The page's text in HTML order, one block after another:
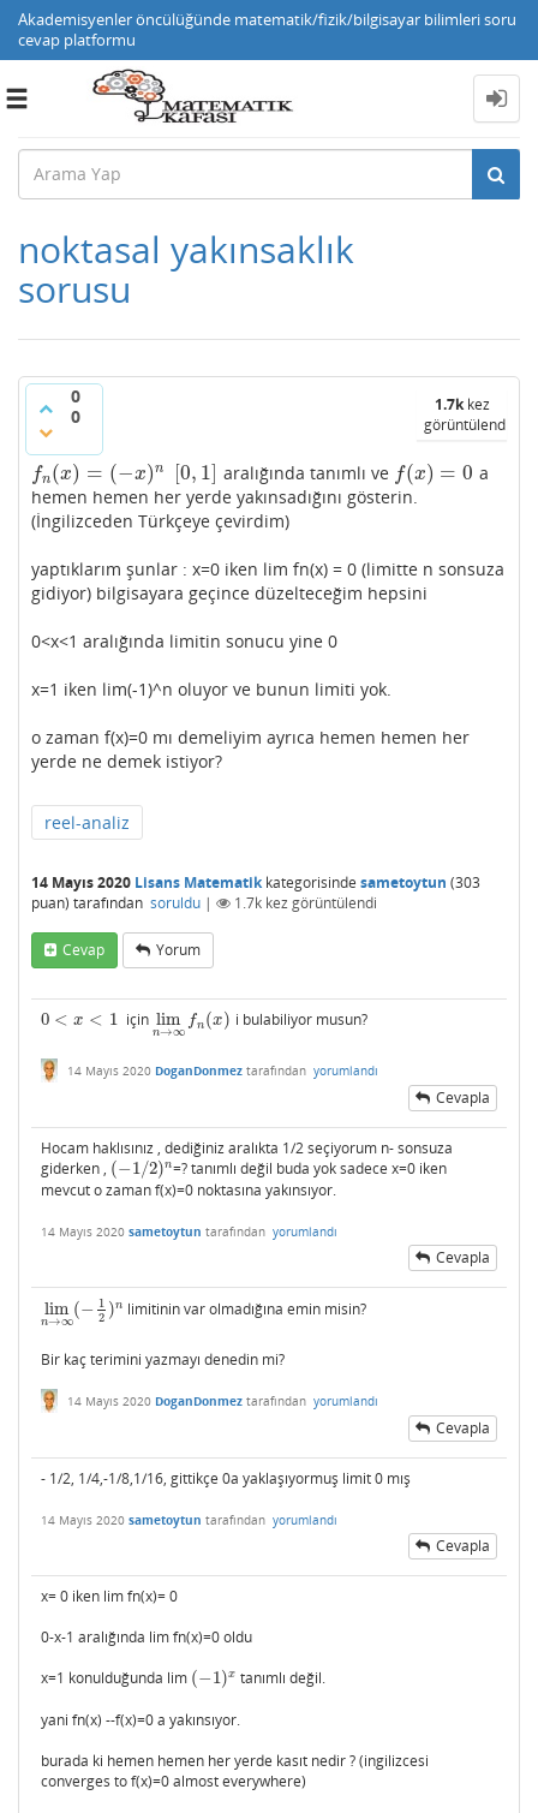
Akademisyenler öncülüğünde matematik/fizik/bilgisayar bilimleri soru
cevap platformu
Toggle
noktasal yakınsaklık
sorusu
0
0
1.7kkez
görüntülendi
fn (x) = (−x)n
fn(x)=( −x) n [0, 1]
[0,1] aralığında tanımlı ve f(x) = 0
f(x)=0
a
hemen hemen her yerde yakınsadığını gösterin.
(İngilizceden Türkçeye çevirdim)
yaptıklarım şunlar : x=0 iken lim fn(x) = 0 (limitte n sonsuza
gidiyor) bilgisayara geçince düzelteceğim hepsini
0<x<1 aralığında limitin sonucu yine 0
x=1 iken lim(-1)^n oluyor ve bunun limiti yok.
o zaman f(x)=0 mı demeliyim ayrıca hemen hemen her
yerde ne demek istiyor?
reel-analiz
14 Mayıs 2020 Lisans Matematikkategorisinde sametoytun (303
puan) tarafından soruldu | 1.7k kez görüntülendi
Cevap Yorum
0 < x < 1
0 <x< 1 için lim
n→∞
fn (x)
limn→∞fn(x i bulabiliyor musun?
14 Mayıs 2020 DoganDonmez tarafından yorumlandı
Cevapla
Hocam haklısınız , dediğiniz aralıkta 1/2 seçiyorum n- sonsuza
giderken , (−1/2)n
(−1/2)n
=? tanımlı değil buda yok sadece x=0 iken
mevcut o zaman f(x)=0 noktasına yakınsıyor.
14 Mayıs 2020 sametoytun tarafından yorumlandı
Cevapla
lim
n→∞
(− 1
2 )n
limn →∞(−12 n
limitinin var olmadığına emin misin?
Bir kaç terimini yazmayı denedin mi?
14 Mayıs 2020 DoganDonmez tarafından yorumlandı
Cevapla
- 1/2, 1/4,-1/8,1/16, gittikçe 0a yaklaşıyormuş limit 0 mış
14 Mayıs 2020 sametoytun tarafından yorumlandı
Cevapla
x= 0 iken lim fn(x)= 0
0-x-1 aralığında lim fn(x)=0 oldu
x=1 konulduğunda lim (−1)x
(−1)x tanımlı değil.
yani fn(x) --f(x)=0 a yakınsıyor.
burada ki hemen hemen her yerde kasıt nedir ? (ingilizcesi
converges to f(x)=0 almost everywhere)